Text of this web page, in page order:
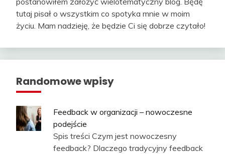
tutaj pisał o wszystkim co spotyka mnie w moim
życiu. Mam nadzieję, że będzie Ci się dobrze czytało!
Randomowe wpisy
Feedback w organizacji – nowoczesne
podejście
Spis treści Czym jest nowoczesny
feedback? Dlaczego tradycyjny feedback